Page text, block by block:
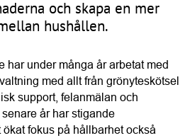
ökar också incitamentet att
Conny kan
minska med omkring 20 procent
Fastighetsservice